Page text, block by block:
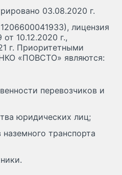
03.08.2020 г.
лицензия
10.12.2020 г.,
г. Приоритетными
«ПОВСТО» являются:
перевозчиков и
юридических лиц;
транспорта